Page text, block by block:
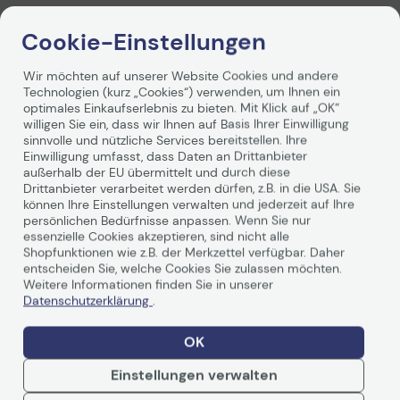
HPE ProLiant DL320 Gen11
Technische Daten
PDF-Datenblatt
Allgemein
Hersteller
Hewlett Packard
Enterprise
Herst. Art. Nr.
P52753-B21
Cookie-Einstellungen
Wir möchten auf unserer Website Cookies und andere
Technologien (kurz „Cookies“) verwenden, um Ihnen ein
optimales Einkaufserlebnis zu bieten. Mit Klick auf „OK“
willigen Sie ein, dass wir Ihnen auf Basis Ihrer Einwilligung
sinnvolle und nützliche Services bereitstellen. Ihre
Einwilligung umfasst, dass Daten an Drittanbieter
außerhalb der EU übermittelt und durch diese
Drittanbieter verarbeitet werden dürfen, z.B. in die USA. Sie
können Ihre Einstellungen verwalten und jederzeit auf Ihre
persönlichen Bedürfnisse anpassen. Wenn Sie nur
essenzielle Cookies akzeptieren, sind nicht alle
Shopfunktionen wie z.B. der Merkzettel verfügbar. Daher
entscheiden Sie, welche Cookies Sie zulassen möchten.
Weitere Informationen finden Sie in unserer
Datenschutzerklärung .
OK
Einstellungen verwalten